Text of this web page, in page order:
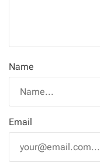
Name
Email